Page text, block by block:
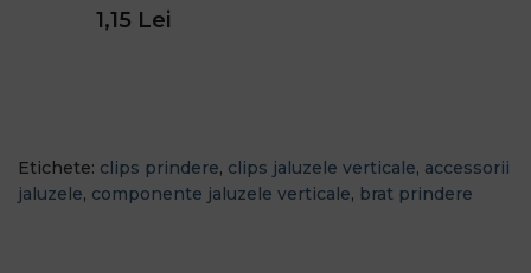
1,15 Lei
Etichete: clips prindere, clips jaluzele verticale, accessorii
jaluzele, componente jaluzele verticale, brat prindere